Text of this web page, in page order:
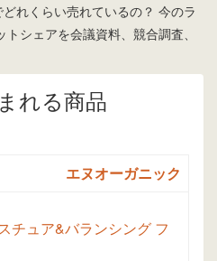
れくらい売れているの？ 今のラ
シェアを会議資料、競合調査、
れる商品
エヌオーガニック
チュア&バランシング フ